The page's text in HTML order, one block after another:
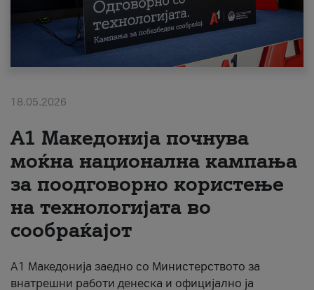
Поддршка
Надополни кредит
#ПодобарОнлајн
18.05.2026
A1 Македонија почнува
моќна национална кампања
за поодговорно користење
на технологијата во
сообраќајот
A1 Македонија заедно со Министерството за
внатрешни работи денеска и официјално ја